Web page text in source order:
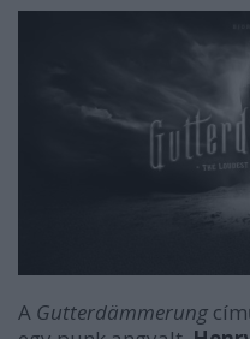
A Gutterdämmerung